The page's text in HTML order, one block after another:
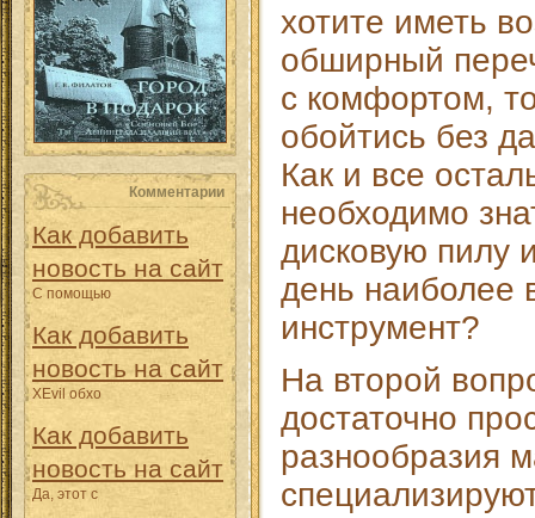
Комментарии
Как добавить
новость на сайт
С помощью
Как добавить
новость на сайт
XEvil обхо
Как добавить
новость на сайт
Да, этот с
хотите иметь
обширный
с комфортом,
обойтись без
Как и все
необходимо
дисковую пилу
день наиболее
инструмент?
На второй
достаточно
разнообразия